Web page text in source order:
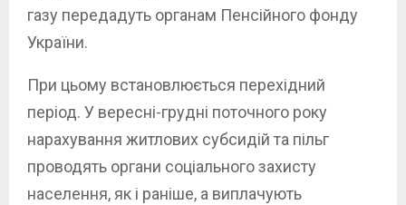
газу передадуть органам Пенсійного фонду
України.
При цьому встановлюється перехідний
період. У вересні-грудні поточного року
нарахування житлових субсидій та пільг
проводять органи соціального захисту
населення, як і раніше, а виплачують